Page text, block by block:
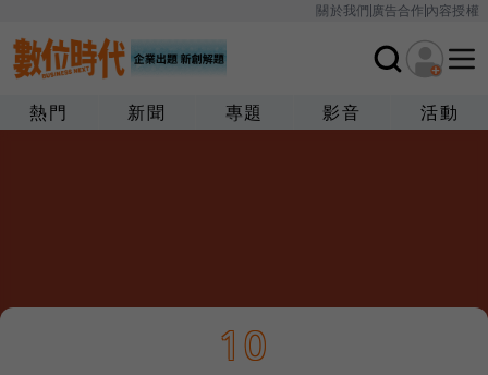
關於我們廣告合作內容授權
熱門 新聞 專題 影音 活動
10